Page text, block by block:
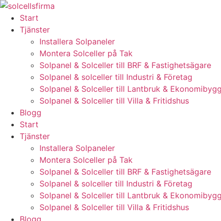
Skip
content
Start
Tjänster
Installera Solpaneler
Montera Solceller på Tak
Solpanel & Solceller till BRF & Fastighetsägare
Solpanel & solceller till Industri & Företag
Solpanel & Solceller till Lantbruk &
Solpanel & Solceller till Villa & Fritidshus
Blogg
Start
Tjänster
Installera Solpaneler
Montera Solceller på Tak
Solpanel & Solceller till BRF & Fastighetsägare
Solpanel & solceller till Industri & Företag
Solpanel & Solceller till Lantbruk &
Solpanel & Solceller till Villa & Fritidshus
Blogg